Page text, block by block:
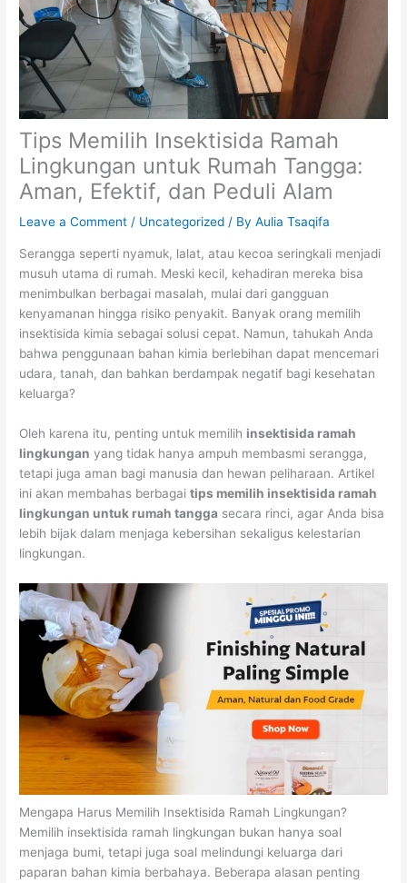
Tips Memilih Insektisida Ramah
Lingkungan untuk Rumah Tangga:
Aman, Efektif, dan Peduli Alam
Leave a Comment / Uncategorized / ByAulia Tsaqifa
Serangga seperti nyamuk, lalat, atau kecoa seringkali menjadi
musuh utama di rumah. Meski kecil, kehadiran mereka bisa
menimbulkan berbagai masalah, mulai dari gangguan
kenyamanan hingga risiko penyakit. Banyak orang memilih
insektisida kimia sebagai solusi cepat. Namun, tahukah Anda
bahwa penggunaan bahan kimia berlebihan dapat mencemari
udara, tanah, dan bahkan berdampak negatif bagi kesehatan
keluarga?
Oleh karena itu, penting untuk memilih insektisida ramah
lingkungan yang tidak hanya ampuh membasmi serangga,
tetapi juga aman bagi manusia dan hewan peliharaan. Artikel
ini akan membahas berbagaitips memilih insektisida ramah
lingkungan untuk rumah tangga secara rinci, agar Anda bisa
lebih bijak dalam menjaga kebersihan sekaligus kelestarian
lingkungan.
Mengapa Harus Memilih Insektisida Ramah Lingkungan?
Memilih insektisida ramah lingkungan bukan hanya soal
menjaga bumi, tetapi juga soal melindungi keluarga dari
paparan bahan kimia berbahaya. Beberapa alasan penting